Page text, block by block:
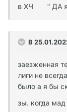
в ХЧ " ДА я
В
заезженная
лиги не
было а я бы
зы. когда